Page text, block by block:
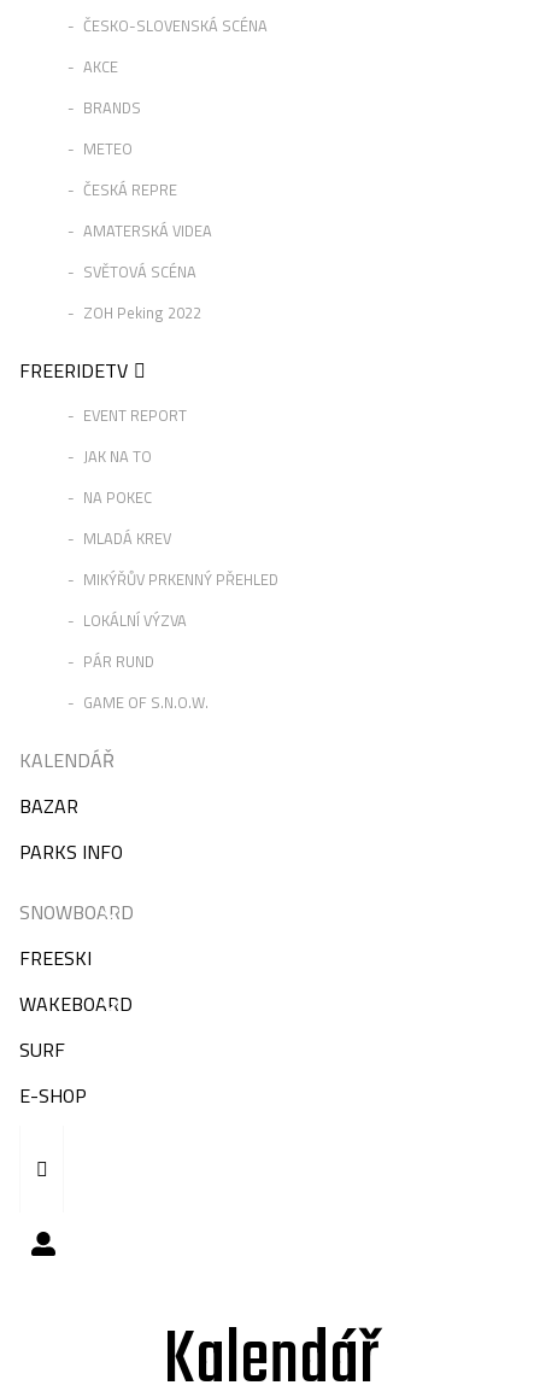
ČESKO-SLOVENSKÁ SCÉNA
AKCE
BRANDS
METEO
ČESKÁ REPRE
AMATERSKÁ VIDEA
SVĚTOVÁ SCÉNA
ZOH Peking 2022
FREERIDETV
EVENT REPORT
JAK NA TO
NA POKEC
MLADÁ KREV
MIKÝŘŮV PRKENNÝ PŘEHLED
LOKÁLNÍ VÝZVA
PÁR RUND
GAME OF S.N.O.W.
KALENDÁŘ
BAZAR
PARKS INFO
SNOWBOARD
FREESKI
WAKEBOARD
SURF
E-SHOP
Kalendář